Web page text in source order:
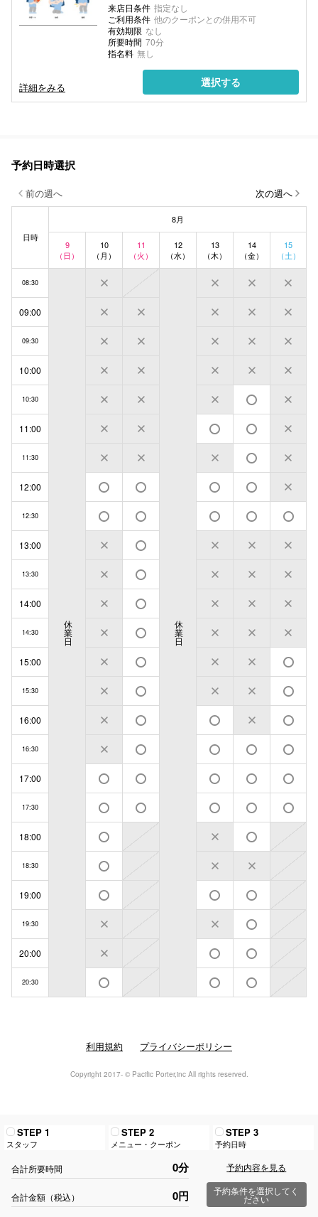
来店日条件 指定なし
ご利用条件 他のクーポンとの併用不可
有効期限 なし
所要時間 70分
指名料 無し
詳細をみる 選択する
予約日時選択
前の週へ 次の週へ
日時
8月
9
（日）
10
（月）
11
（火）
12
（水）
13
（木）
14
（金）
15
（土）
08:30
休
業
日
休
業
日
09:00
09:30
10:00
10:30
11:00
11:30
12:00
12:30
13:00
13:30
14:00
14:30
15:00
15:30
16:00
16:30
17:00
17:30
18:00
18:30
19:00
19:30
20:00
20:30
STEP 1
スタッフ
STEP 2
メニュー・クーポン
STEP 3
予約日時
合計所要時間 0分
合計金額（税込） 0円
予約内容を見る
予約条件を選択してく
ださい
利用規約 プライバシーポリシー
Copyright 2017- © Pacific Porter,inc All rights reserved.